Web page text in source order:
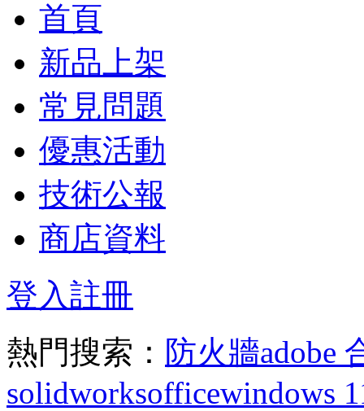
首頁
新品上架
常見問題
優惠活動
技術公報
商店資料
登入註冊
熱門搜索： 防火牆adobe
solidworksofficewindows